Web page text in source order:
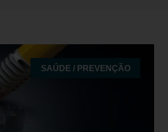
SAÚDE / PREVENÇÃO